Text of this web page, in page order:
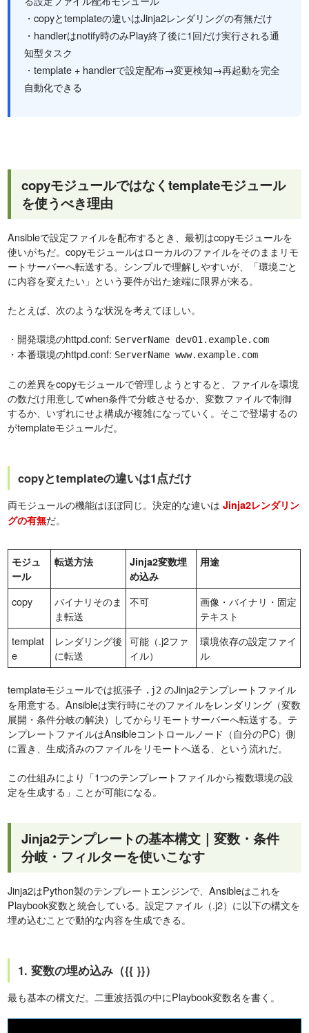
・copyとtemplateの違いはJinja2レンダリングの有無だけ
・handlerはnotify時のみPlay終了後に1回だけ実行される通
知型タスク
・template + handlerで設定配布→変更検知→再起動を完全
自動化できる
copyモジュールではなくtemplateモジュール
を使うべき理由
Ansibleで設定ファイルを配布するとき、最初はcopyモジュールを
使いがちだ。copyモジュールはローカルのファイルをそのままリモ
ートサーバーへ転送する。シンプルで理解しやすいが、「環境ごと
に内容を変えたい」という要件が出た途端に限界が来る。
たとえば、次のような状況を考えてほしい。
・開発環境のhttpd.conf: ServerName dev01.example.com
・本番環境のhttpd.conf: ServerName www.example.com
この差異をcopyモジュールで管理しようとすると、ファイルを環境
の数だけ用意してwhen条件で分岐させるか、変数ファイルで制御
するか、いずれにせよ構成が複雑になっていく。そこで登場するの
がtemplateモジュールだ。
copyとtemplateの違いは1点だけ
両モジュールの機能はほぼ同じ。決定的な違いはJinja2レンダリン
グの有無だ。
モジュ
ール
転送方法
Jinja2変数埋
め込み
用途
copy
バイナリそのま
ま転送
不可
画像・バイナリ・固定
テキスト
templat
e
レンダリング後
に転送
可能（.j2ファ
イル）
環境依存の設定ファイ
ル
templateモジュールでは拡張子 .j2 のJinja2テンプレートファイル
を用意する。Ansibleは実行時にそのファイルをレンダリング（変数
展開・条件分岐の解決）してからリモートサーバーへ転送する。テ
ンプレートファイルはAnsibleコントロールノード（自分のPC）側
に置き、生成済みのファイルをリモートへ送る、という流れだ。
この仕組みにより「1つのテンプレートファイルから複数環境の設
定を生成する」ことが可能になる。
Jinja2テンプレートの基本構文｜変数・条件
分岐・フィルターを使いこなす
Jinja2はPython製のテンプレートエンジンで、Ansibleはこれを
Playbook変数と統合している。設定ファイル（.j2）に以下の構文を
埋め込むことで動的な内容を生成できる。
1. 変数の埋め込み（{{ }}）
最も基本の構文だ。二重波括弧の中にPlaybook変数名を書く。